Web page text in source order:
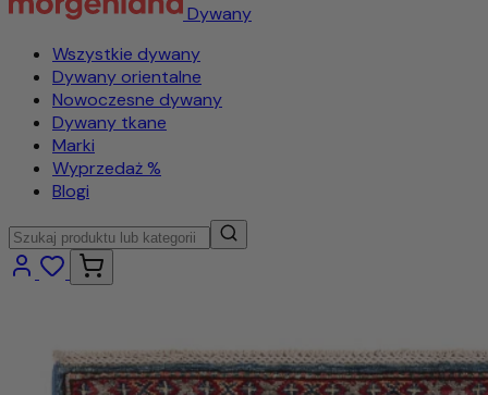
Dywany
Wszystkie dywany
Dywany orientalne
Nowoczesne dywany
Dywany tkane
Marki
Wyprzedaż %
Blogi